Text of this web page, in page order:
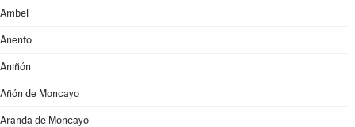
Ambel
Anento
Aniñón
Añón de Moncayo
Aranda de Moncayo